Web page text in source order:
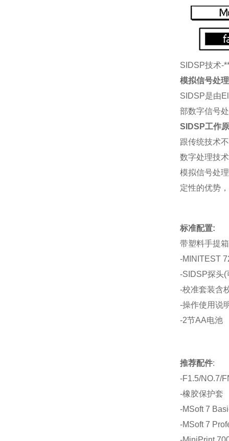
SIDSP技术-
模拟信号处
SIDSP是由
部数字信号
SIDSP工作
跟传统技术
数字处理技
模拟信号处
定性的优势
标准配置:
带塑料手提
-MINITEST
-SIDSP探头(
-校准套装含
-操作使用说
-2节AA电池
推荐配件:
-F1.5/NO.7/
-橡胶保护套
-MSoft 7
-MSoft 7